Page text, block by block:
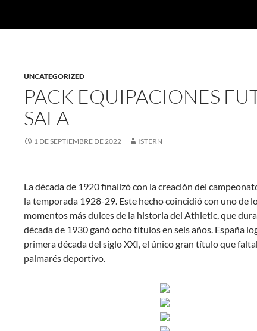
UNCATEGORIZED
PACK EQUIPACIONES
SALA
1 DE SEPTIEMBRE DE 2022 ISTERN
La década de 1920 finalizó con la creación del
la temporada 1928-29. Este hecho coincidió con uno de
momentos más dulces de la historia del Athletic, que
década de 1930 ganó ocho títulos en seis años. España
primera década del siglo XXI, el único gran título que
palmarés deportivo.